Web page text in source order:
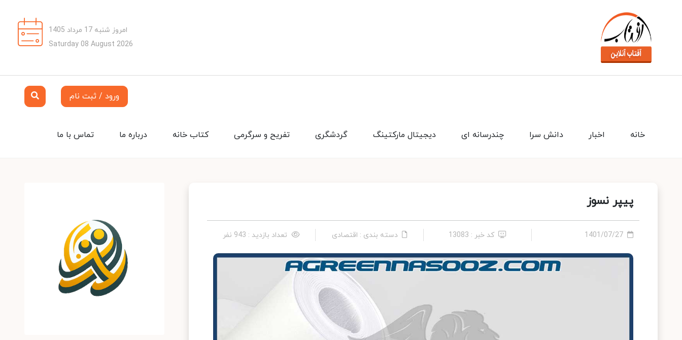
امروز شنبه 17 مرداد 1405
Saturday 08 August 2026
ورود / ثبت نام
تماس با ما درباره ما کتاب خانه تفریح و سرگرمی گردشگری دیجیتال مارکتینگ چندرسانه ای دانش سرا اخبار خانه
پیپر نسوز
1401/07/27 کد خبر : 13083 دسته بندی : اقتصادی تعداد بازدید : 943 نفر